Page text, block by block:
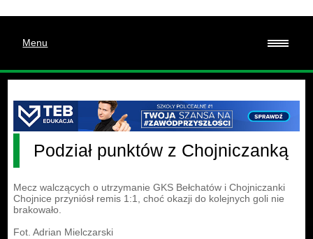
Menu
Podział punktów z Chojniczanką
Mecz walczących o utrzymanie GKS Bełchatów i Chojniczanki
Chojnice przyniósł remis 1:1, choć okazji do kolejnych goli nie
brakowało.
Fot. Adrian Mielczarski